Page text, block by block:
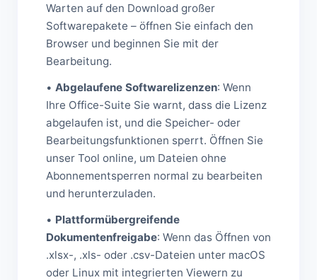
Warten auf den Download großer
Softwarepakete – öffnen Sie einfach den
Browser und beginnen Sie mit der
Bearbeitung.
• Abgelaufene Softwarelizenzen: Wenn
Ihre Office-Suite Sie warnt, dass die Lizenz
abgelaufen ist, und die Speicher- oder
Bearbeitungsfunktionen sperrt. Öffnen Sie
unser Tool online, um Dateien ohne
Abonnementsperren normal zu bearbeiten
und herunterzuladen.
• Plattformübergreifende
Dokumentenfreigabe: Wenn das Öffnen von
.xlsx-, .xls- oder .csv-Dateien unter macOS
oder Linux mit integrierten Viewern zu